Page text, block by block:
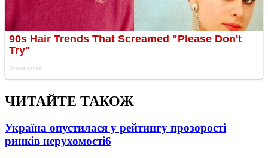
ЧИТАЙТЕ ТАКОЖ
Україна опустилася у рейтингу прозорості
ринків нерухомості6